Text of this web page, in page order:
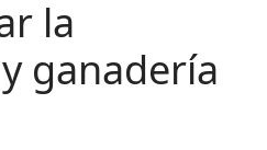
la
ganadería